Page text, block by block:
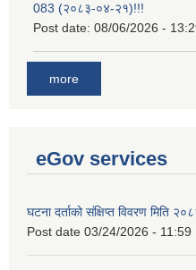
083 (२०८३-०४-२१)!!!
Post date: 08/06/2026 -
more
eGov services
घटना दर्ताको संक्षिप्त विवरण
Post date 03/24/2026 - 11:59